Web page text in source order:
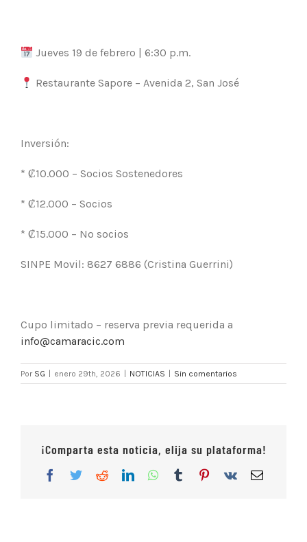
Jueves 19 de febrero | 6:30 p.m.
Restaurante Sapore – Avenida 2, San José
Inversión:
* ₡10.000 – Socios Sostenedores
* ₡12.000 – Socios
* ₡15.000 – No socios
SINPE Movil: 8627 6886 (Cristina Guerrini)
Cupo limitado – reserva previa requerida a
info@camaracic.com
Por SG enero 29th, 2026 NOTICIAS Sin comentarios
¡Comparta esta noticia, elija su plataforma!
Facebook
TwitterRedditLinkedInWhatsApp
TumblrPinterest
Vk
Correo